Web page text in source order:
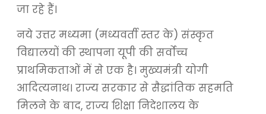
जा रहे हैं।
नये उत्तर मध्यमा (मध्यवर्ती स्तर के) संस्कृत
विद्यालयों की स्थापना यूपी की सर्वोच्च
प्राथमिकताओं में से एक है। मुख्यमंत्री योगी
आदित्यनाथ। राज्य सरकार से सैद्धांतिक सहमति
मिलने के बाद, राज्य शिक्षा निदेशालय के